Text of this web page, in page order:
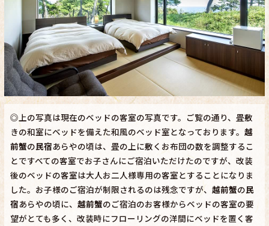
◎上の写真は現在のベッドの客室の写真です。ご覧の通り、畳敷
きの和室にベッドを備えた和風のベッド室となっております。 越
前蟹の民宿あらやの頃は、畳の上に敷くお布団の数を調整するこ
とですべての客室でお子さんにご宿泊いただけたのですが、改装
後のベッドの客室は大人お二人様専用の客室とすることになりま
した。お子様のご宿泊が制限されるのは残念ですが、 越前蟹の民
宿あらやの頃に、 越前蟹のご宿泊のお客様からベッドの客室の要
望がとても多く、改装時にフローリングの洋間にベッドを置く客